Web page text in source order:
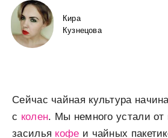
Кира
Кузнецова
Сейчас чайная культура
с колен. Мы немного устали от
засилья кофе и чайных